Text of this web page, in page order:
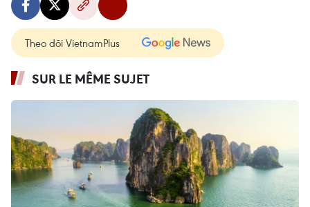
Theo dõi VietnamPlus
SUR LE MÊME SUJET